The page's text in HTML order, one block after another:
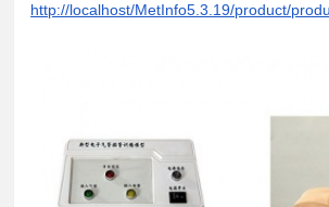
http://localhost/MetInfo5.3.19/product/